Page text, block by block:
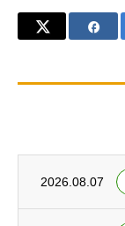
2026.08.07